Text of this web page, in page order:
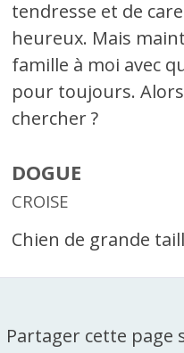
tendresse et de
heureux. Mais
famille à moi avec
pour toujours.
chercher ?
DOGUE
CROISE
Chien de grande
Partager cette